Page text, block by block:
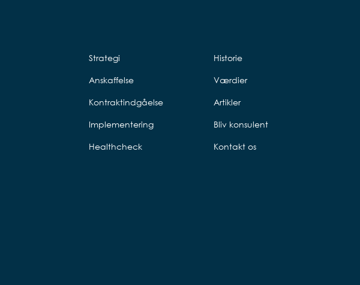
Strategi
Anskaffelse
Kontraktindgåelse
Implementering
Healthcheck
Historie
Værdier
Artikler
Bliv konsulent
Kontakt os